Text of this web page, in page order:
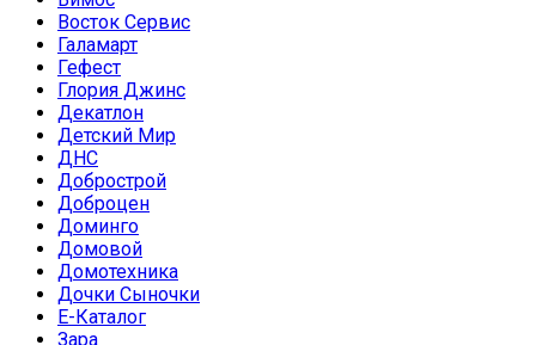
Восток Сервис
Галамарт
Гефест
Глория Джинс
Декатлон
Детский Мир
ДНС
Добрострой
Доброцен
Доминго
Домовой
Домотехника
Дочки Сыночки
Е-Каталог
Зара